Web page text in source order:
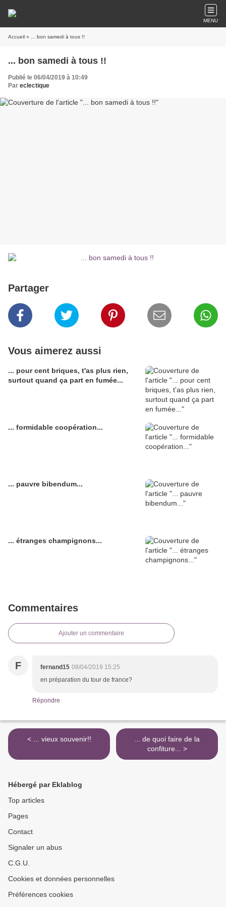
MENU
Accueil » ... bon samedi à tous !!
... bon samedi à tous !!
Publié le 06/04/2019 à 10:49
Par eclectique
Partager
Vous aimerez aussi
... pour cent briques, t'as plus rien,
surtout quand ça part en fumée...
... formidable coopération...
... pauvre bibendum...
... étranges champignons...
Commentaires
Ajouter un commentaire
F fernand15 08/04/2019 15:25
en préparation du tour de france?
Répondre
< ... vieux souvenir!!
... de quoi faire de la
confiture... >
Hébergé par Eklablog
Top articles
Pages
Contact
Signaler un abus
C.G.U.
Cookies et données personnelles
Préférences cookies